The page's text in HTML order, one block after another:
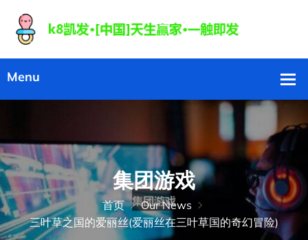
集团游戏
首页
Our News
三叶草之国的爱丽丝(爱丽丝在三叶草国的奇幻冒险)